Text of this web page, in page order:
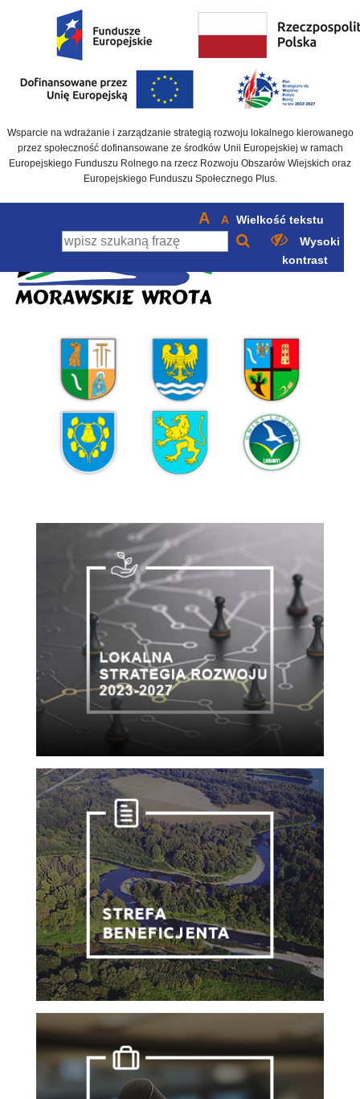
Wsparcie na wdrażanie i zarządzanie strategią rozwoju lokalnego kierowanego
przez społeczność dofinansowane ze środków Unii Europejskiej w ramach
Europejskiego Funduszu Rolnego na rzecz Rozwoju Obszarów Wiejskich oraz
Europejskiego Funduszu Społecznego Plus.
A A Wielkość tekstu
Wysoki
kontrast